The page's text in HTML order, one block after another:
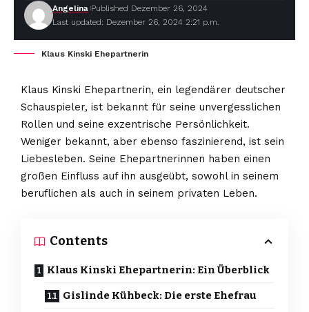
Last updated: Dezember 26, 2024 2:21 p.m.
Angelina Published Dezember 26, 2024
Klaus Kinski Ehepartnerin
Klaus Kinski Ehepartnerin, ein legendärer deutscher
Schauspieler, ist bekannt für seine unvergesslichen
Rollen und seine exzentrische Persönlichkeit.
Weniger bekannt, aber ebenso faszinierend, ist sein
Liebesleben. Seine Ehepartnerinnen haben einen
großen Einfluss auf ihn ausgeübt, sowohl in seinem
beruflichen als auch in seinem privaten Leben.
Contents
Klaus Kinski Ehepartnerin: Ein Überblick
Gislinde Kühbeck: Die erste Ehefrau